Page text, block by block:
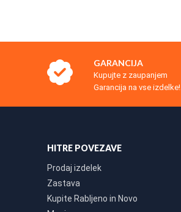
GARANCIJA
Kupujte z zaupanjem
Garancija na vse izdelke!
HITRE POVEZAVE
Prodaj izdelek
Zastava
Kupite Rabljeno in Novo